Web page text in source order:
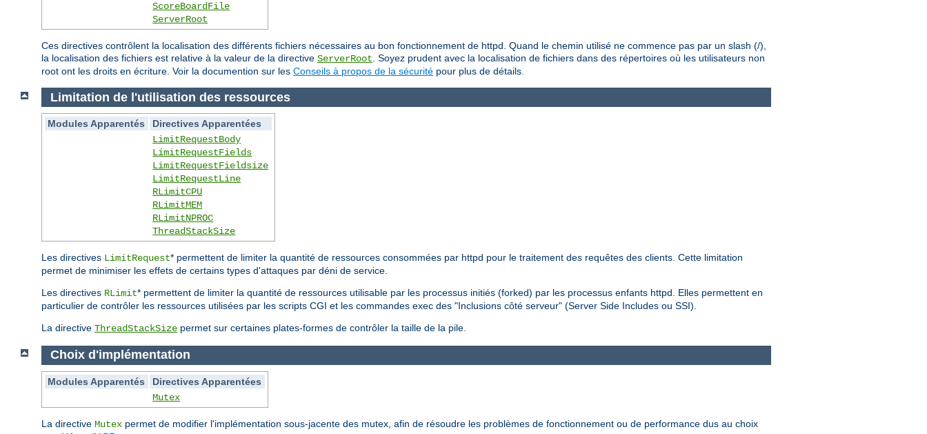
ScoreBoardFile
ServerRoot
Ces directives contrôlent la localisation des différents fichiers nécessaires au bon fonctionnement de httpd. Quand le chemin utilisé ne commence pas par un slash (/),
la localisation des fichiers est relative à la valeur de la directive ServerRoot . Soyez prudent avec la localisation de fichiers dans des répertoires où les utilisateurs non
root ont les droits en écriture. Voir la documention sur les Conseils à propos de la sécurité pour plus de détails.
Limitation de l'utilisation des ressources
Modules Apparentés
Directives Apparentées
LimitRequestBody
LimitRequestFields
LimitRequestFieldsize
LimitRequestLine
RLimitCPU
RLimitMEM
RLimitNPROC
ThreadStackSize
Les directives LimitRequest* permettent de limiter la quantité de ressources consommées par httpd pour le traitement des requêtes des clients. Cette limitation
permet de minimiser les effets de certains types d'attaques par déni de service.
Les directives RLimit* permettent de limiter la quantité de ressources utilisable par les processus initiés (forked) par les processus enfants httpd. Elles permettent en
particulier de contrôler les ressources utilisées par les scripts CGI et les commandes exec des "Inclusions côté serveur" (Server Side Includes ou SSI).
La directive ThreadStackSize permet sur certaines plates-formes de contrôler la taille de la pile.
Choix d'implémentation
Modules Apparentés
Directives Apparentées
Mutex
La directive Mutex permet de modifier l'implémentation sous-jacente des mutex, afin de résoudre les problèmes de fonctionnement ou de performance dus au choix